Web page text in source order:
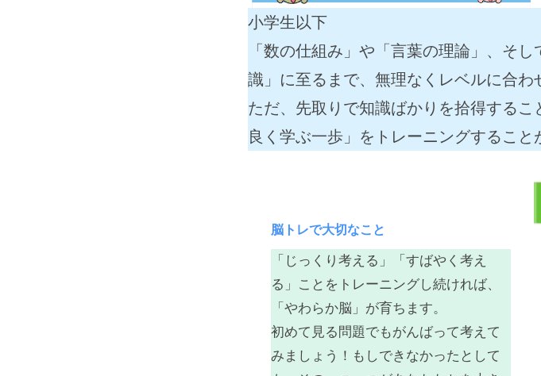
小学生以下
「数の仕組み」や「言葉の理論」、そ
識」に至るまで、無理なくレベルに合わ
ただ、先取りで知識ばかりを拾得する
良く学ぶ一歩」をトレーニングすること
脳トレで大切なこと
「じっくり考える」「すばやく考え
る」ことをトレーニングし続ければ、
「やわらか脳」が育ちます。
初めて見る問題でもがんばって考えて
みましょう！もしできなかったとして